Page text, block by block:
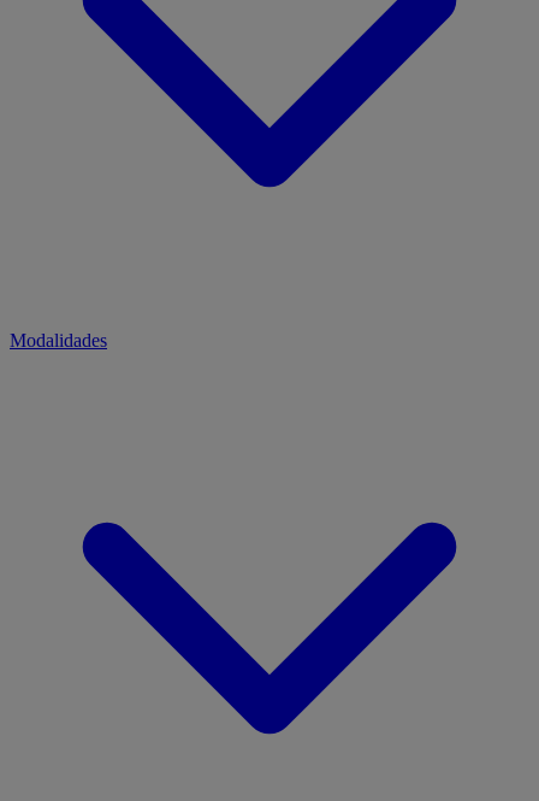
Modalidades